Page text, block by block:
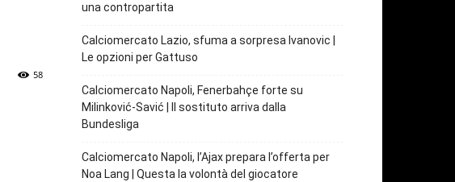
58
una contropartita
Calciomercato Lazio, sfuma a sorpresa Ivanovic |
Le opzioni per Gattuso
Calciomercato Napoli, Fenerbahçe forte su
Milinković-Savić | Il sostituto arriva dalla
Bundesliga
Calciomercato Napoli, l’Ajax prepara l’offerta per
Noa Lang | Questa la volontà del giocatore